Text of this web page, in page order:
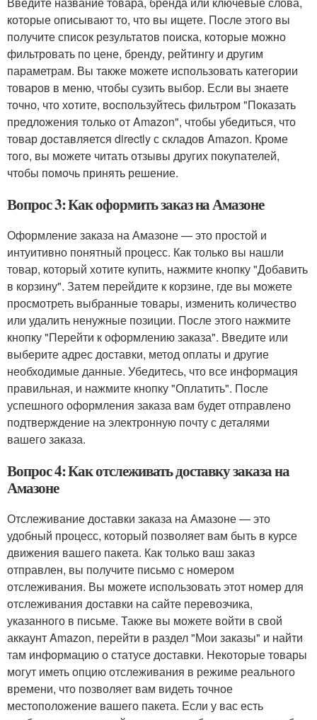
которые описывают то, что вы ищете. После этого вы
получите список результатов поиска, которые можно
фильтровать по цене, бренду, рейтингу и другим
параметрам. Вы также можете использовать категории
товаров в меню, чтобы сузить выбор. Если вы знаете
точно, что хотите, воспользуйтесь фильтром "Показать
предложения только от Amazon", чтобы убедиться, что
товар доставляется directly с складов Amazon. Кроме
того, вы можете читать отзывы других покупателей,
чтобы помочь принять решение.
Вопрос 3: Как оформить заказ на Амазоне
Оформление заказа на Амазоне — это простой и
интуитивно понятный процесс. Как только вы нашли
товар, который хотите купить, нажмите кнопку "Добавить
в корзину". Затем перейдите к корзине, где вы можете
просмотреть выбранные товары, изменить количество
или удалить ненужные позиции. После этого нажмите
кнопку "Перейти к оформлению заказа". Введите или
выберите адрес доставки, метод оплаты и другие
необходимые данные. Убедитесь, что все информация
правильная, и нажмите кнопку "Оплатить". После
успешного оформления заказа вам будет отправлено
подтверждение на электронную почту с деталями
вашего заказа.
Вопрос 4: Как отслеживать доставку заказа на
Амазоне
Отслеживание доставки заказа на Амазоне — это
удобный процесс, который позволяет вам быть в курсе
движения вашего пакета. Как только ваш заказ
отправлен, вы получите письмо с номером
отслеживания. Вы можете использовать этот номер для
отслеживания доставки на сайте перевозчика,
указанного в письме. Также вы можете войти в свой
аккаунт Amazon, перейти в раздел "Мои заказы" и найти
там информацию о статусе доставки. Некоторые товары
могут иметь опцию отслеживания в режиме реального
времени, что позволяет вам видеть точное
местоположение вашего пакета. Если у вас есть